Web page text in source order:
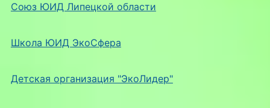
Союз ЮИД Липецкой области
Школа ЮИД ЭкоСфера
Детская организация "ЭкоЛидер"